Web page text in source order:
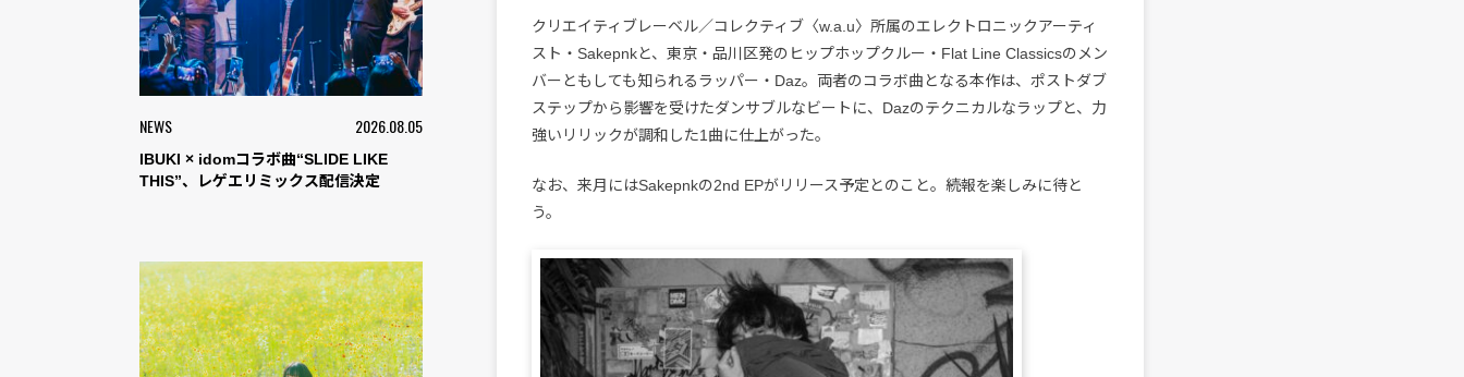
NEWS 2026.08.05
IBUKI × idomコラボ曲“SLIDE LIKE
THIS”、レゲエリミックス配信決定
クリエイティブレーベル／コレクティブ〈w.a.u〉所属のエレクトロニックアーティ
スト・Sakepnkと、東京・品川区発のヒップホップクルー・Flat Line Classicsのメン
バーともしても知られるラッパー・Daz。両者のコラボ曲となる本作は、ポストダブ
ステップから影響を受けたダンサブルなビートに、Dazのテクニカルなラップと、力
強いリリックが調和した1曲に仕上がった。
なお、来月にはSakepnkの2nd EPがリリース予定とのこと。続報を楽しみに待と
う。